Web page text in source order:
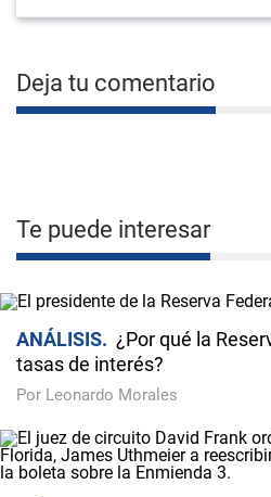
Deja tu comentario
Te puede interesar
ANÁLISIS
¿Por qué la
tasas de interés?
Por Leonardo Morales